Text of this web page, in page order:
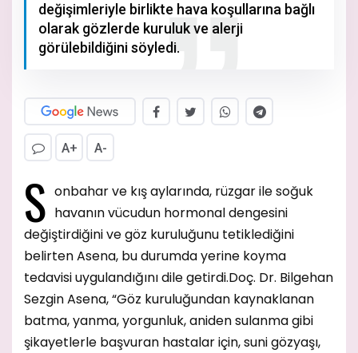
değişimleriyle birlikte hava koşullarına bağlı
olarak gözlerde kuruluk ve alerji
görülebildiğini söyledi.
A+ A-
S onbahar ve kış aylarında, rüzgar ile soğuk
havanın vücudun hormonal dengesini
değiştirdiğini ve göz kuruluğunu tetiklediğini
belirten Asena, bu durumda yerine koyma
tedavisi uygulandığını dile getirdi.Doç. Dr. Bilgehan
Sezgin Asena, “Göz kuruluğundan kaynaklanan
batma, yanma, yorgunluk, aniden sulanma gibi
şikayetlerle başvuran hastalar için, suni gözyaşı,